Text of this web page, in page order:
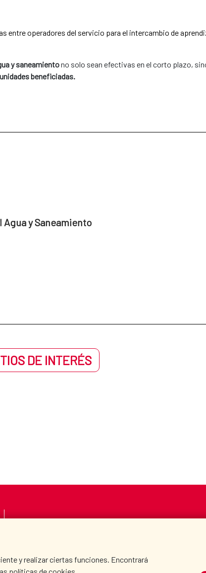
entre operadores del servicio para el intercambio de
y saneamientono solo sean efectivas en el corto plazo,
beneficiadas.
Agua y Saneamiento
DE INTERÉS
y realizar ciertas funciones. Encontrará
SALA DE PRENSA CULTURA Y CIENCIA